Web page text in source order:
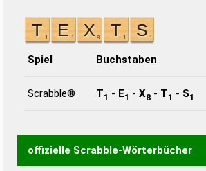
Spiel Buchstaben
Scrabble® T1 - E1 - X8 - T1 - S1
offizielle Scrabble-Wörterbücher